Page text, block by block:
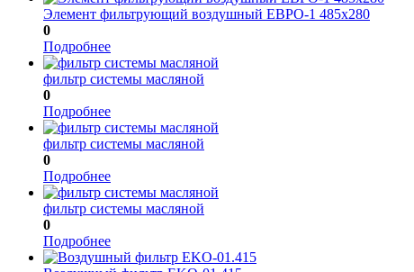
Элемент фильтрующий воздушный ЕВРО-1 485х280
0
Подробнее
фильтр системы масляной
0
Подробнее
фильтр системы масляной
0
Подробнее
фильтр системы масляной
0
Подробнее